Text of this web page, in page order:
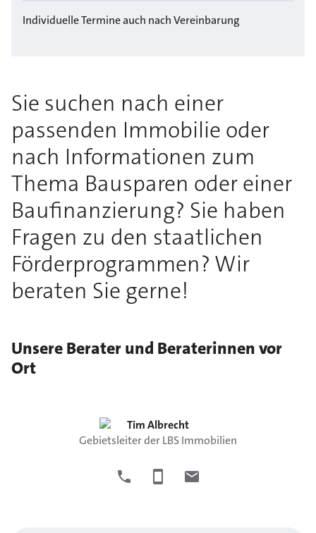
Individuelle Termine auch nach Vereinbarung
Sie suchen nach einer
passenden Immobilie oder
nach Informationen zum
Thema Bausparen oder einer
Baufinanzierung? Sie haben
Fragen zu den staatlichen
Förderprogrammen? Wir
beraten Sie gerne!
Unsere Berater und Beraterinnen vor
Ort
TimAlbrecht
Gebietsleiter der LBS Immobilien